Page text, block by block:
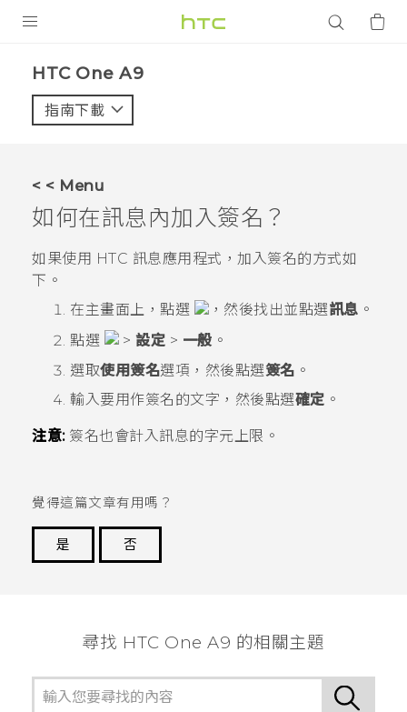
VIVE
應用程式
HTC One A9‎
指南下載
< < Menu
如何在訊息內加入簽名？
如果使用 HTC 訊息應用程式，加入簽名的方式如
下。
在主畫面上，點選 ，然後找出並點選訊息 。
點選
> 設定 > 一般 。
選取使用簽名選項，然後點選簽名 。
輸入要用作簽名的文字，然後點選確定 。
注意:簽名也會計入訊息的字元上限。
覺得這篇文章有用嗎？
是
否
尋找 HTC One A9 的相關主題